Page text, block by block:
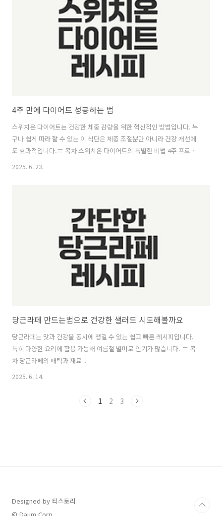
합니다. 이번 섹션에서는 유산소 운동의 효과, 다양한 종류, 그리고 부상
예방 방법에 대해 상세히 알아보겠습니다. 유산소 운동의 ..
4주 만에 다이어트 성공하는 법
스위치온 다이어트는 건강한 체중 감량을 위한 혁신적인 방법입니다. 누
구나 쉽게 따라 할 수 있는 이 식단은 체중 조절뿐만 아니라 건강 개선에
도 효과적입니다.≡ 목차 스위치온 다이어트의 특별한 비법 4주 프로그
램의 단계별 지침 효과적인 허용식품과 금기음식 간헐적 단식의 중요성
함께하는 러닝대회 참가하기 스위치온 다이어트의 특별한 비법스위치온
다이어트는 단순한 체중 감량을 넘어서, 건강한 신진대사를 회복하고, 체
질을 변화시키기 위한 프로그램입니다. 이 다이어트는 비만 전문가 박
2025. 6. 23.
당근라페 만드는법으로 건강한 샐러드 시도해볼까요
당근라페는 맛과 건강을 동시에 챙길 수 있는 쉽고 빠른 레시피입니다.
특히 다양한 요리에 활용 가능해 여름철 별미로 인기가 많습니다. ≡ 목
차 당근라페의 매력과 재료 ..
2025. 6. 14.
1 2 3
Designed by 티스토리